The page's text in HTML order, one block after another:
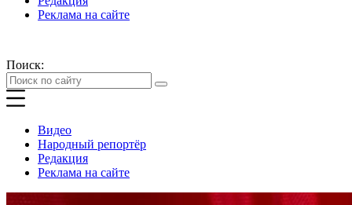
Реклама на сайте
Поиск:
Видео
Народный репортёр
Редакция
Реклама на сайте